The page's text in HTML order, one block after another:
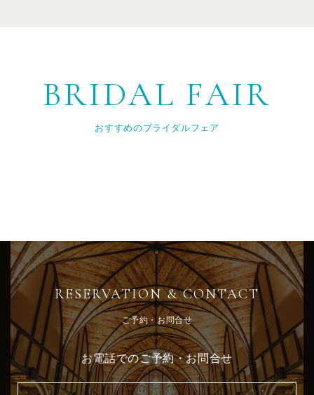
BRIDAL FAIR
おすすめのブライダルフェア
RESERVATION & CONTACT
ご予約・お問合せ
お電話でのご予約・お問合せ